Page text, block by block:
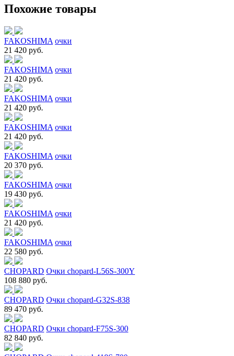
Похожие товары
FAKOSHIMA очки
21 420 руб.
FAKOSHIMA очки
21 420 руб.
FAKOSHIMA очки
21 420 руб.
FAKOSHIMA очки
21 420 руб.
FAKOSHIMA очки
20 370 руб.
FAKOSHIMA очки
19 430 руб.
FAKOSHIMA очки
21 420 руб.
FAKOSHIMA очки
22 580 руб.
CHOPARD Очки chopard-L56S-300Y
108 880 руб.
CHOPARD Очки chopard-G32S-838
89 470 руб.
CHOPARD Очки chopard-F75S-300
82 840 руб.